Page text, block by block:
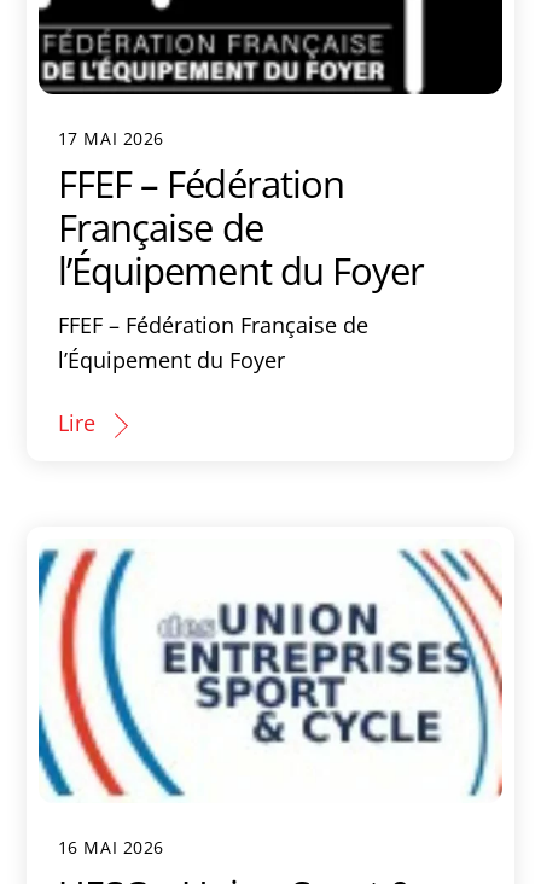
17 MAI 2026
FFEF – Fédération
Française de
l’Équipement du Foyer
FFEF – Fédération Française de
l’Équipement du Foyer
Lire
16 MAI 2026